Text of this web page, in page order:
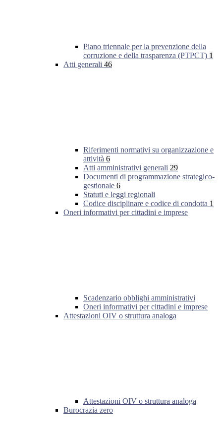
Piano triennale per la prevenzione della
corruzione e della trasparenza (PTPCT) 1
Atti generali 46
Riferimenti normativi su organizzazione e
attività 6
Atti amministrativi generali 29
Documenti di programmazione strategico-
gestionale 6
Statuti e leggi regionali
Codice disciplinare e codice di condotta 1
Oneri informativi per cittadini e imprese
Scadenzario obblighi amministrativi
Oneri informativi per cittadini e imprese
Attestazioni OIV o struttura analoga
Attestazioni OIV o struttura analoga
Burocrazia zero